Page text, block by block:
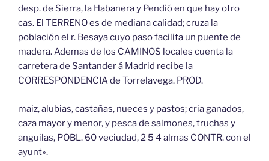
desp. de Sierra, la Habanera y Pendió en que hay otro
cas. El TERRENO es de mediana calidad; cruza la
población el r. Besaya cuyo paso facilita un puente de
madera. Ademas de los CAMINOS locales cuenta la
carretera de Santander á Madrid recibe la
CORRESPONDENCIA de Torrelavega. PROD.
maiz, alubias, castañas, nueces y pastos; cria ganados,
caza mayor y menor, y pesca de salmones, truchas y
anguilas, POBL. 60 veciudad, 2 5 4 almas CONTR. con el
ayunt».